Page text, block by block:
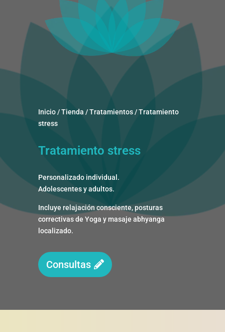
Inicio/Tienda /Tratamientos/ Tratamiento
stress
Tratamiento stress
Personalizado individual.
Adolescentes y adultos.
Incluye relajación consciente, posturas
correctivas de Yoga y masaje abhyanga
localizado.
Consultas